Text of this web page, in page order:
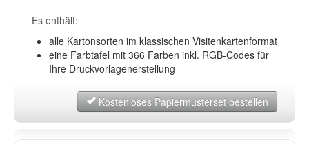
Es enthält:
alle Kartonsorten im klassischen Visitenkartenformat
eine Farbtafel mit 366 Farben inkl. RGB-Codes für
Ihre Druckvorlagenerstellung
Kostenloses Papiermusterset bestellen